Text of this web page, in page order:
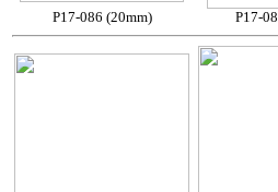
P17-086 (20mm) P17-